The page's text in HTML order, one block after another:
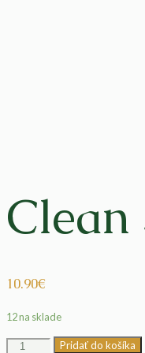
10.90€
12 na sklade
množstvo Pridať do košíka